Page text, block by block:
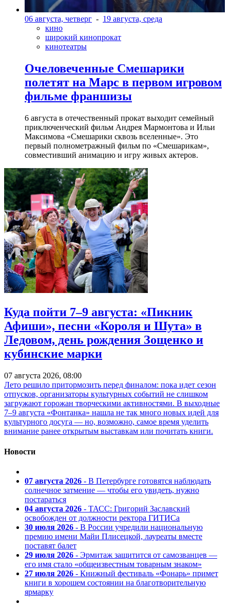
06 августа, четверг - 19 августа, среда
кино
широкий кинопрокат
кинотеатры
Очеловеченные Смешарики
полетят на Марс в первом игровом
фильме франшизы
6 августа в отечественный прокат выходит семейный
приключенческий фильм Андрея Мармонтова и Ильи
Максимова «Смешарики сквозь вселенные». Это
первый полнометражный фильм по «Смешарикам»,
совместивший анимацию и игру живых актеров.
Куда пойти 7–9 августа: «Пикник
Афиши», песни «Короля и Шута» в
Ледовом, день рождения Зощенко и
кубинские марки
07 августа 2026, 08:00
Лето решило притормозить перед финалом: пока идет сезон
отпусков, организаторы культурных событий не слишком
загружают горожан творческими активностями. В выходные
7–9 августа «Фонтанка» нашла не так много новых идей для
культурного досуга — но, возможно, самое время уделить
внимание ранее открытым выставкам или почитать книги.
Новости
07 августа 2026 - В Петербурге готовятся наблюдать
солнечное затмение — чтобы его увидеть, нужно
постараться
04 августа 2026 - ТАСС: Григорий Заславский
освобожден от должности ректора ГИТИСа
30 июля 2026 - В России учредили национальную
премию имени Майи Плисецкой, лауреаты вместе
поставят балет
29 июля 2026 - Эрмитаж защитится от самозванцев —
его имя стало «общеизвестным товарным знаком»
27 июля 2026 - Книжный фестиваль «Фонарь» примет
книги в хорошем состоянии на благотворительную
ярмарку